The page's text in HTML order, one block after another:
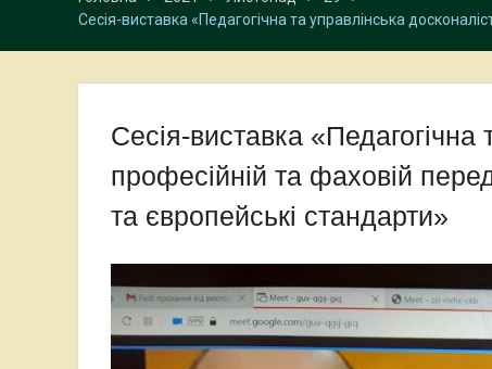
Сесія-виставка «Педагогічна та управлінська
Сесія-виставка «Педагогічна
професійній та фаховій
та європейські стандарти»